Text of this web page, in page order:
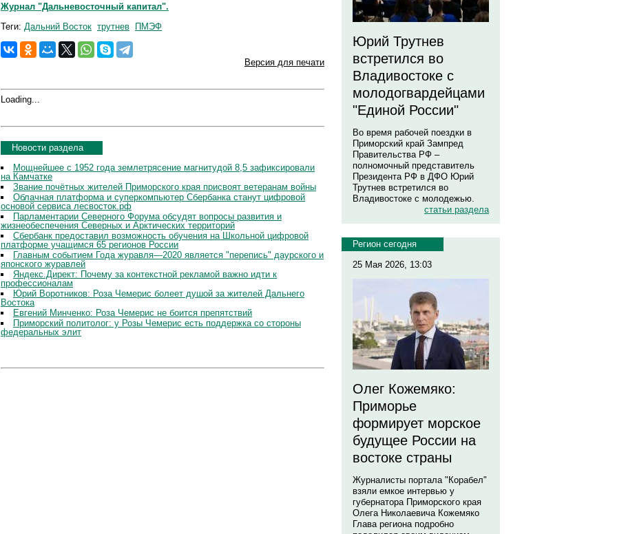
Журнал "Дальневосточный капитал".
Теги: Дальний Восток трутнев ПМЭФ
Версия для печати
Loading...
Новости раздела
Мощнейшее с 1952 года землетрясение магнитудой 8,5 зафиксировали
на Камчатке
Звание почётных жителей Приморского края присвоят ветеранам войны
Облачная платформа и суперкомпьютер Сбербанка станут цифровой
основой сервиса лесвосток.рф
Парламентарии Северного Форума обсудят вопросы развития и
жизнеобеспечения Северных и Арктических территорий
Сбербанк предоставил возможность обучения на Школьной цифровой
платформе учащимся 65 регионов России
Главным событием Года журавля—2020 является "перепись" даурского и
японского журавлей
Яндекс.Директ: Почему за контекстной рекламой важно идти к
профессионалам
Юрий Воротников: Роза Чемерис болеет душой за жителей Дальнего
Востока
Евгений Минченко: Роза Чемерис не боится препятствий
Приморский политолог: у Розы Чемерис есть поддержка со стороны
федеральных элит
Юрий Трутнев
встретился во
Владивостоке с
молодогвардейцами
"Единой России"
Во время рабочей поездки в
Приморский край Зампред
Правительства РФ –
полномочный представитель
Президента РФ в ДФО Юрий
Трутнев встретился во
Владивостоке с молодежью.
статьи раздела
Регион сегодня
25 Мая 2026, 13:03
Олег Кожемяко:
Приморье
формирует морское
будущее России на
востоке страны
Журналисты портала "Корабел"
взяли емкое интервью у
губернатора Приморского края
Олега Николаевича Кожемяко
Глава региона подробно